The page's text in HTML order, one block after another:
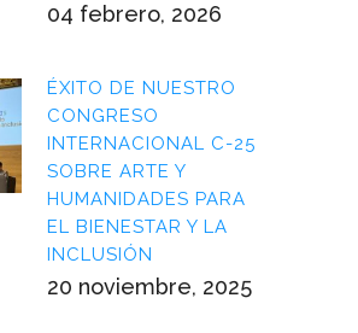
04 febrero, 2026
ÉXITO DE NUESTRO
CONGRESO
INTERNACIONAL C-25
SOBRE ARTE Y
HUMANIDADES PARA
EL BIENESTAR Y LA
INCLUSIÓN
20 noviembre, 2025